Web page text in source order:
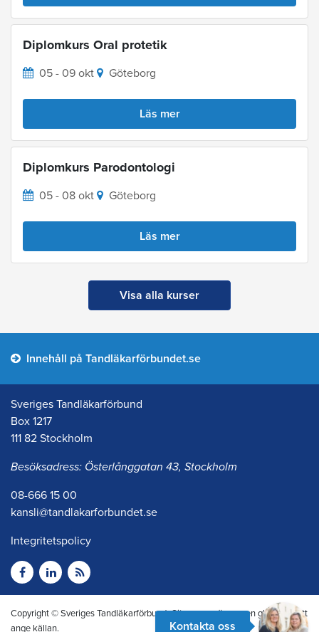
Diplomkurs Oral protetik
05 - 09 okt Göteborg
Läs mer
Diplomkurs Parodontologi
05 - 08 okt Göteborg
Läs mer
Visa alla kurser
Kontakta oss
Innehåll på Tandläkarförbundet.se
Sveriges Tandläkarförbund
Box 1217
111 82 Stockholm
Besöksadress: Österlånggatan 43, Stockholm
08-666 15 00
kansli@tandlakarforbundet.se
Integritetspolicy
Copyright © Sveriges Tandläkarförbund. Citera oss gärna men glöm inte att
ange källan.